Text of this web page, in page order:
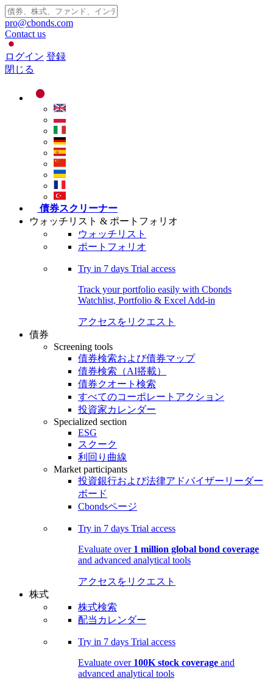
pro@cbonds.com
Contact us
ログイン 登録
閉じる
債券スクリーナー
ウォッチリスト & ポートフォリオ
ウォッチリスト
ポートフォリオ
Try in 7 days Trial access
Track your portfolio easily with Cbonds
Watchlist, Portfolio & Excel Add-in
アクセスをリクエスト
債券
Screening tools
債券検索および債券マップ
債券検索（AI搭載）
債券クオート検索
すべてのコーポレートアクション
投資家カレンダー
Specialized section
ESG
スクーク
利回り曲線
Market participants
投資銀行および法律アドバイザーリーダー
ボード
Cbondsページ
Try in 7 days Trial access
Evaluate over 1 million global bond coverage
and advanced analytical tools
アクセスをリクエスト
株式
株式検索
配当カレンダー
Try in 7 days Trial access
Evaluate over 100K stock coverage and
advanced analytical tools